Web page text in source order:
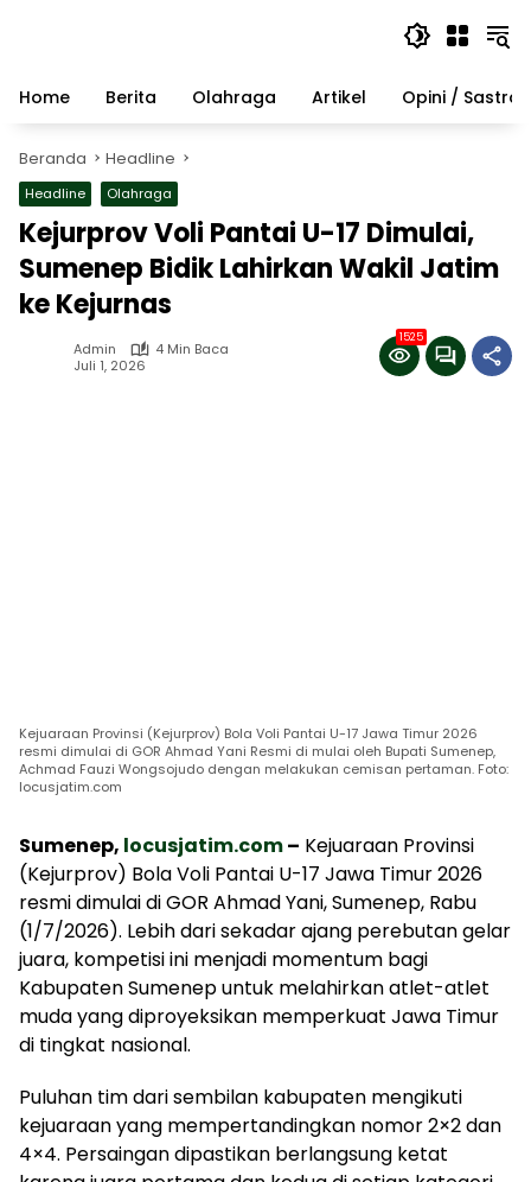
Home
Berita Olahraga Artikel Opini / Sastra
Beranda Headline
Headline Olahraga
Kejurprov Voli Pantai U-17 Dimulai,
Sumenep Bidik Lahirkan Wakil Jatim
ke Kejurnas
Admin
4 Min Baca
Juli 1, 2026
1525
Kejuaraan Provinsi (Kejurprov) Bola Voli Pantai U-17 Jawa Timur 2026
resmi dimulai di GOR Ahmad Yani Resmi di mulai oleh Bupati Sumenep,
Achmad Fauzi Wongsojudo dengan melakukan cemisan pertaman. Foto:
locusjatim.com
Sumenep, locusjatim.com– Kejuaraan Provinsi
(Kejurprov) Bola Voli Pantai U-17 Jawa Timur 2026
resmi dimulai di GOR Ahmad Yani, Sumenep, Rabu
(1/7/2026). Lebih dari sekadar ajang perebutan gelar
juara, kompetisi ini menjadi momentum bagi
Kabupaten Sumenep untuk melahirkan atlet-atlet
muda yang diproyeksikan memperkuat Jawa Timur
di tingkat nasional.
Puluhan tim dari sembilan kabupaten mengikuti
kejuaraan yang mempertandingkan nomor 2×2 dan
4×4. Persaingan dipastikan berlangsung ketat